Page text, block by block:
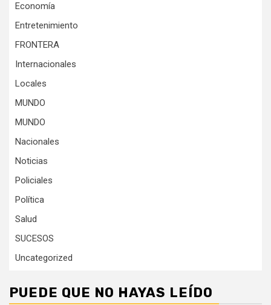
Economía
Entretenimiento
FRONTERA
Internacionales
Locales
MUNDO
MUNDO
Nacionales
Noticias
Policiales
Política
Salud
SUCESOS
Uncategorized
PUEDE QUE NO HAYAS LEÍDO